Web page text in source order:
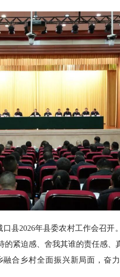
口县2026年县委农村工作会召开
的紧迫感、舍我其谁的责任感、
合乡村全面振兴新局面，奋